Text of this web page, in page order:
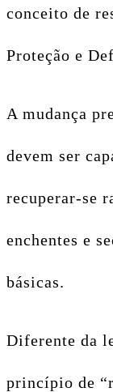
conceito de
Proteção e
A mudança
devem ser
recuperar-se
enchentes e
básicas.
Diferente da
princípio de